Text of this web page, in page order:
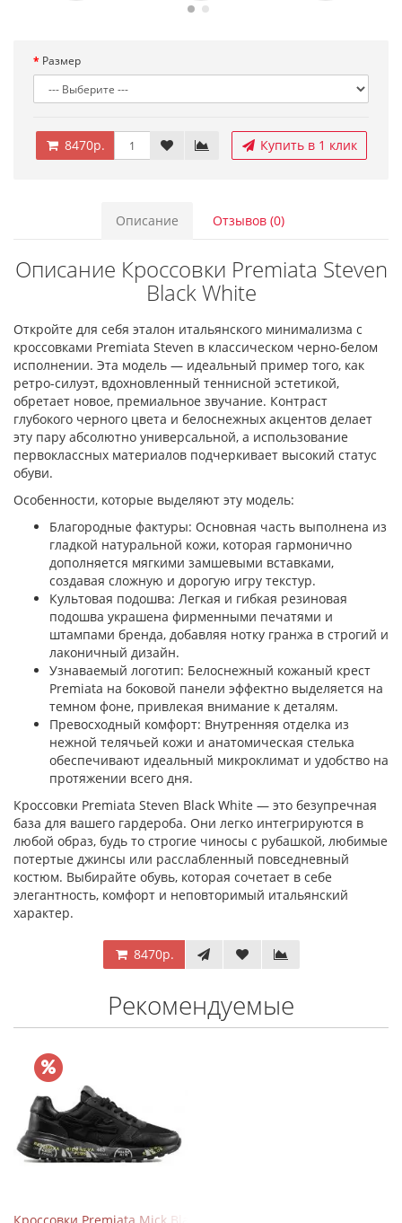
Размер
8470р. Купить в 1 клик
Описание Отзывов (0)
Описание Кроссовки Premiata Steven
Black White
Откройте для себя эталон итальянского минимализма с
кроссовками Premiata Steven в классическом черно-белом
исполнении. Эта модель — идеальный пример того, как
ретро-силуэт, вдохновленный теннисной эстетикой,
обретает новое, премиальное звучание. Контраст
глубокого черного цвета и белоснежных акцентов делает
эту пару абсолютно универсальной, а использование
первоклассных материалов подчеркивает высокий статус
обуви.
Особенности, которые выделяют эту модель:
Благородные фактуры: Основная часть выполнена из
гладкой натуральной кожи, которая гармонично
дополняется мягкими замшевыми вставками,
создавая сложную и дорогую игру текстур.
Культовая подошва: Легкая и гибкая резиновая
подошва украшена фирменными печатями и
штампами бренда, добавляя нотку гранжа в строгий и
лаконичный дизайн.
Узнаваемый логотип: Белоснежный кожаный крест
Premiata на боковой панели эффектно выделяется на
темном фоне, привлекая внимание к деталям.
Превосходный комфорт: Внутренняя отделка из
нежной телячьей кожи и анатомическая стелька
обеспечивают идеальный микроклимат и удобство на
протяжении всего дня.
Кроссовки Premiata Steven Black White — это безупречная
база для вашего гардероба. Они легко интегрируются в
любой образ, будь то строгие чиносы с рубашкой, любимые
потертые джинсы или расслабленный повседневный
костюм. Выбирайте обувь, которая сочетает в себе
элегантность, комфорт и неповторимый итальянский
характер.
8470р.
Рекомендуемые